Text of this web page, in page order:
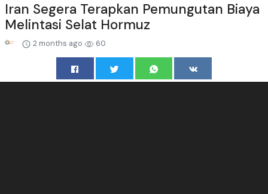
Iran Segera Terapkan Pemungutan Biaya
Melintasi Selat Hormuz
2 months ago 60